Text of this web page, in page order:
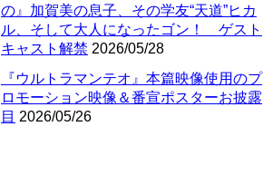
の』加賀美の息子、その学友“天道”ヒカ
ル、そして大人になったゴン！ ゲスト
キャスト解禁 2026/05/28
『ウルトラマンテオ』本篇映像使用のプ
ロモーション映像＆番宣ポスターお披露
目 2026/05/26